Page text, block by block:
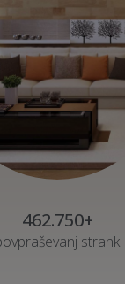
462.750+
strank